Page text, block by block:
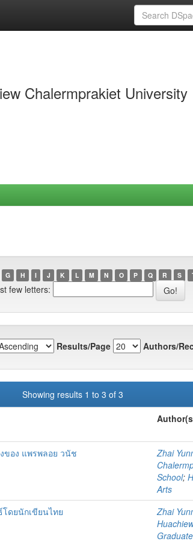
Chalermprakiet University
G H I J K L M N O P Q R S
few letters:
Results/Page Authors/
Showing results 1 to 3 of 3
ของ แพรพลอย วนัช Zhai
School;
Arts
ดยนักเขียนไทย Zhai